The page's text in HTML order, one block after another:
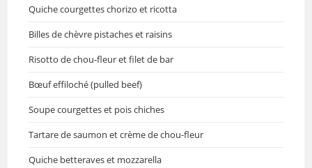
Quiche courgettes chorizo et ricotta
Billes de chèvre pistaches et raisins
Risotto de chou-fleur et filet de bar
Bœuf effiloché (pulled beef)
Soupe courgettes et pois chiches
Tartare de saumon et crème de chou-fleur
Quiche betteraves et mozzarella